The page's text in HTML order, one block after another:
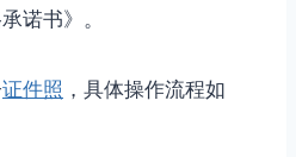
诺书》。
证件照 ，具体操作流程如